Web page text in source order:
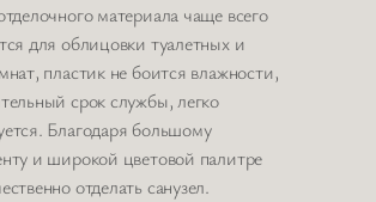
материала чаще всего
для облицовки туалетных и
пластик не боится влажности,
срок службы, легко
Благодаря большому
и широкой цветовой палитре
отделать санузел.